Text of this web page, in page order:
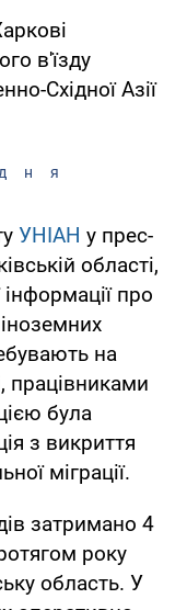
в'їзду
Східної Азії
УНІАН у прес-
області,
про
на
працівниками
була
з викриття
міграції.
затримано 4
року
область. У